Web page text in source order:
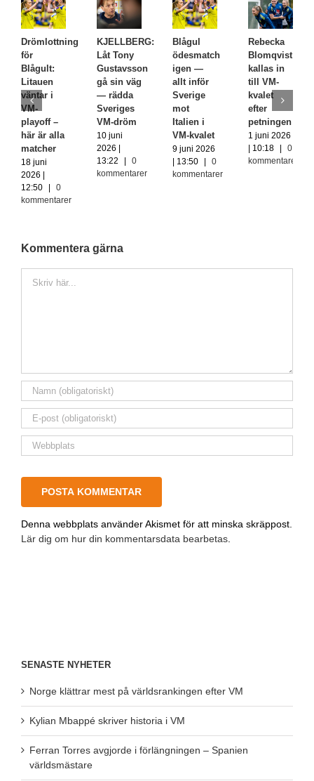
Drömlottning
för
Blågult:
Litauen
väntar i
VM-
playoff –
här är alla
matcher
18 juni
2026 |
12:50
0
kommentarer
KJELLBERG:
Låt Tony
Gustavsson
gå sin väg
— rädda
Sveriges
VM-dröm
10 juni
2026 |
13:22
0
kommentarer
Blågul
ödesmatch
igen —
allt inför
Sverige
mot
Italien i
VM-kvalet
9 juni 2026
| 13:50
0
kommentarer
Rebecka
Blomqvist
kallas in
till VM-
kvalet
efter
petningen
1 juni 2026
| 10:18
0
kommentarer
Kommentera gärna
Denna webbplats använder Akismet för att minska skräppost.
Lär dig om hur din kommentarsdata bearbetas.
SENASTE NYHETER
Norge klättrar mest på världsrankingen efter VM
Kylian Mbappé skriver historia i VM
Ferran Torres avgjorde i förlängningen – Spanien
världsmästare